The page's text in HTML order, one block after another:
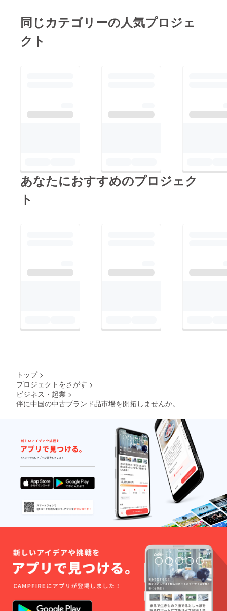
同じカテゴリーの人気プロジェ
クト
あなたにおすすめのプロジェク
ト
トップ >
プロジェクトをさがす >
ビジネス・起業 >
伴に中国の中古ブランド品市場を開拓しませんか。